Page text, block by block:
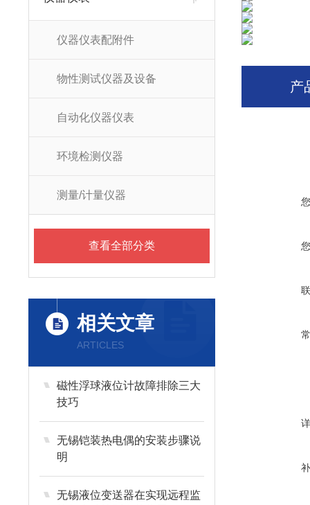
仪器仪表配附件
物性测试仪器及设备
自动化仪器仪表
环境检测仪器
测量/计量仪器
查看全部分类
相关文章
ARTICLES
磁性浮球液位计故障排除三大
技巧
无锡铠装热电偶的安装步骤说
明
无锡液位变送器在实现远程监
产